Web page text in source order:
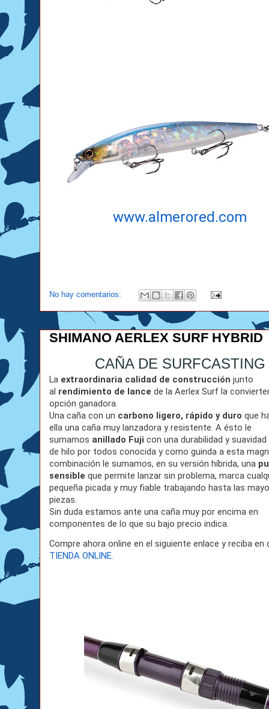
www.almerored.com
No hay comentarios:
SHIMANO AERLEX SURF HYBRID
CAÑA DE SURFCASTING
La extraordinaria calidad de construcción junto
al rendimiento de lance de la Aerlex Surf la
opción ganadora.
Una caña con un carbono ligero, rápido y duro que
ella una caña muy lanzadora y resistente. A ésto le
sumamos anillado Fuji con una durabilidad y
de hilo por todos conocida y como guinda a esta
combinación le sumamos, en su versión híbrida, una
sensible que permite lanzar sin problema, marca
pequeña picada y muy fiable trabajando hasta las
piezas.
Sin duda estamos ante una caña muy por encima en
componentes de lo que su bajo precio indica.
Compre ahora online en el siguiente enlace y reciba en
TIENDA ONLINE.